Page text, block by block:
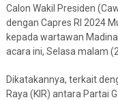
Calon Wakil Presiden
dengan Capres RI 2024
kepada wartawan
acara ini, Selasa malam
Dikatakannya, terkait
Raya (KIR) antara Partai